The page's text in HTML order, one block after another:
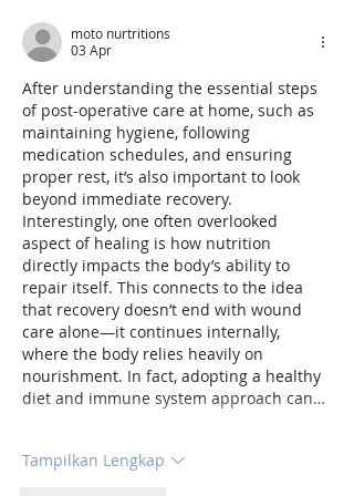
moto nurtritions
03 Apr
After understanding the essential steps
of post-operative care at home, such as
maintaining hygiene, following
medication schedules, and ensuring
proper rest, it’s also important to look
beyond immediate recovery.
Interestingly, one often overlooked
aspect of healing is how nutrition
directly impacts the body’s ability to
repair itself. This connects to the idea
that recovery doesn’t end with wound
care alone—it continues internally,
where the body relies heavily on
nourishment. In fact, adopting a healthy
diet and immune system approach can…
Tampilkan Lengkap